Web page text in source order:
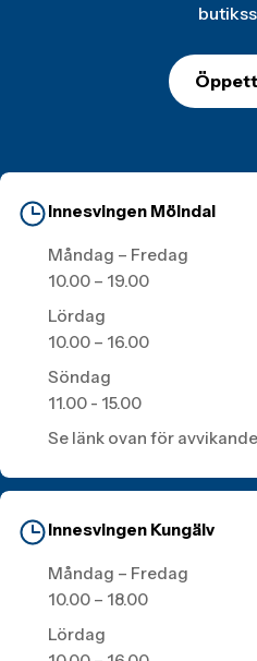
Innesvingen Mölndal
Måndag – Fredag
10.00 – 19.00
Lördag
10.00 – 16.00
Söndag
11.00 - 15.00
Se länk ovan för
Innesvingen Kungälv
Måndag – Fredag
10.00 – 18.00
Lördag